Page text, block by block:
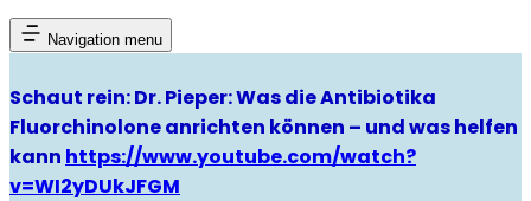
Navigation menu
Schaut rein: Dr. Pieper: Was die Antibiotika
Fluorchinolone anrichten können – und was helfen
kann https://www.youtube.com/watch?
v=WI2yDUkJFGM